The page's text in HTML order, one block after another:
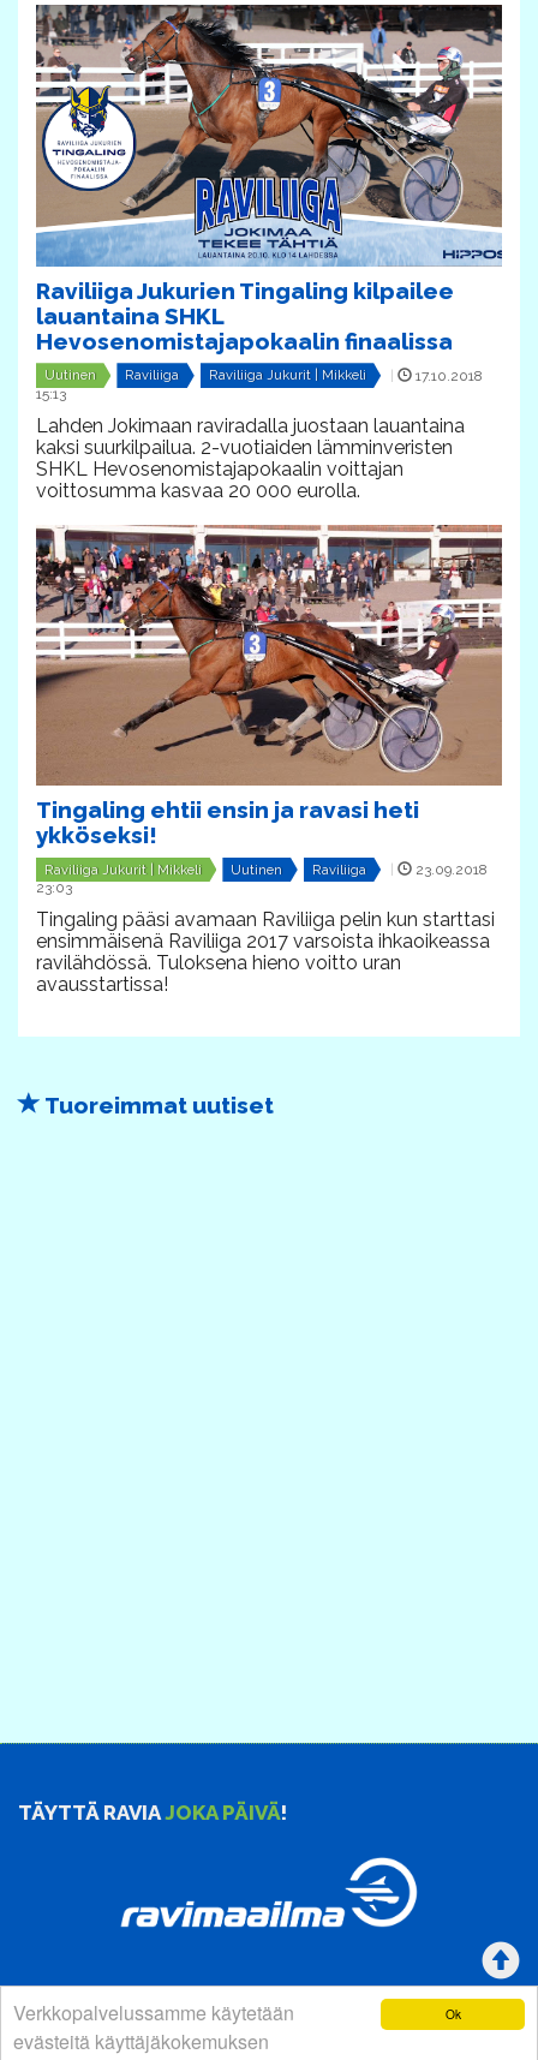
Ok
Verkkopalvelussamme käytetään
evästeitä käyttäjäkokemuksen
Raviliiga Jukurien Tingaling kilpailee
lauantaina SHKL
Hevosenomistajapokaalin finaalissa
Uutinen Raviliiga Raviliiga Jukurit | Mikkeli |
17.10.2018
15:13
Lahden Jokimaan raviradalla juostaan lauantaina
kaksi suurkilpailua. 2-vuotiaiden lämminveristen
SHKL Hevosenomistajapokaalin voittajan
voittosumma kasvaa 20 000 eurolla.
Tingaling ehtii ensin ja ravasi heti
ykköseksi!
Raviliiga Jukurit | Mikkeli Uutinen Raviliiga |
23.09.2018
23:03
Tingaling pääsi avamaan Raviliiga pelin kun starttasi
ensimmäisenä Raviliiga 2017 varsoista ihkaoikeassa
ravilähdössä. Tuloksena hieno voitto uran
avausstartissa!
Tuoreimmat uutiset
TÄYTTÄ RAVIAJOKA PÄIVÄ!
YHTEYSTIEDOT